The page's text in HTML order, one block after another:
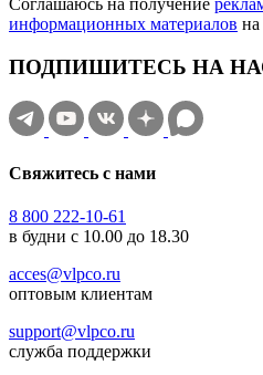
Соглашаюсь на получение
информационных материалов на
ПОДПИШИТЕСЬ НА
Свяжитесь с нами
8 800 222-10-61
в будни с 10.00 до 18.30
acces@vlpco.ru
оптовым клиентам
support@vlpco.ru
служба поддержки